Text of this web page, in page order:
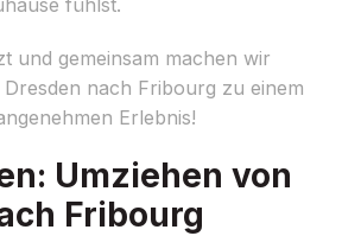
und gemeinsam machen wir
nach Fribourg zu einem
Erlebnis!
Umziehen von
Fribourg